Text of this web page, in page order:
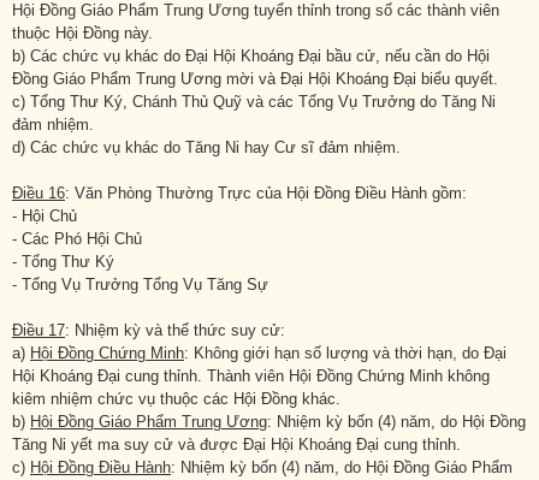
Hội Đồng Giáo Phẩm Trung Ương tuyển thỉnh trong số các thành viên
thuộc Hội Đồng này.
b) Các chức vụ khác do Đại Hội Khoáng Đại bầu cử, nếu cần do Hội
Đồng Giáo Phẩm Trung Ương mời và Đại Hội Khoáng Đại biểu quyết.
c) Tổng Thư Ký, Chánh Thủ Quỹ và các Tổng Vụ Trưởng do Tăng Ni
đảm nhiệm.
d) Các chức vụ khác do Tăng Ni hay Cư sĩ đảm nhiệm.
Điều 16: Văn Phòng Thường Trực của Hội Đồng Điều Hành gồm:
- Hội Chủ
- Các Phó Hội Chủ
- Tổng Thư Ký
- Tổng Vụ Trưởng Tổng Vụ Tăng Sự
Điều 17: Nhiệm kỳ và thể thức suy cử:
a) Hội Đồng Chứng Minh: Không giới hạn số lượng và thời hạn, do Đại
Hội Khoáng Đại cung thỉnh. Thành viên Hội Đồng Chứng Minh không
kiêm nhiệm chức vụ thuộc các Hội Đồng khác.
b) Hội Đồng Giáo Phẩm Trung Ương: Nhiệm kỳ bốn (4) năm, do Hội Đồng
Tăng Ni yết ma suy cử và được Đại Hội Khoáng Đại cung thỉnh.
c) Hội Đồng Điều Hành: Nhiệm kỳ bốn (4) năm, do Hội Đồng Giáo Phẩm